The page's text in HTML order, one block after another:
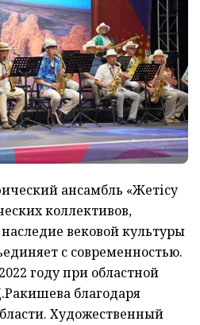
ансамбль «Жетісу
коллективов,
вековой культуры
с современностью.
году при областной
благодаря
Художественный